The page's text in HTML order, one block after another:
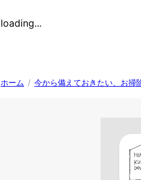
loading...
ホーム / 今から備えておきたい、お掃